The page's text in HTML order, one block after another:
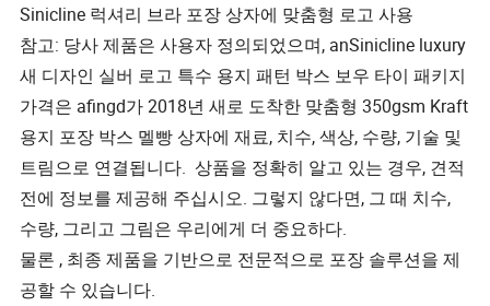
Sinicline 럭셔리 브라 포장 상자에 맞춤형 로고 사용
참고: 당사 제품은 사용자 정의되었으며, anSinicline luxury
새 디자인 실버 로고 특수 용지 패턴 박스 보우 타이 패키지
가격은 afingd가 2018년 새로 도착한 맞춤형 350gsm Kraft
용지 포장 박스 멜빵 상자에 재료, 치수, 색상, 수량, 기술 및
트림으로 연결됩니다. 상품을 정확히 알고 있는 경우, 견적
전에 정보를 제공해 주십시오. 그렇지 않다면, 그 때 치수,
수량, 그리고 그림은 우리에게 더 중요하다.
물론 , 최종 제품을 기반으로 전문적으로 포장 솔루션을 제
공할 수 있습니다.